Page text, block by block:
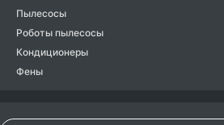
Пылесосы
Роботы пылесосы
Кондиционеры
Фены